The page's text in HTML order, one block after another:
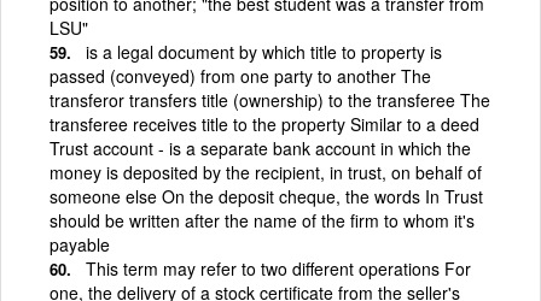
LSU"
is a legal document by which title to property is
passed (conveyed) from one party to another The
transferor transfers title (ownership) to the transferee The
transferee receives title to the property Similar to a deed
Trust account - is a separate bank account in which the
money is deposited by the recipient, in trust, on behalf of
someone else On the deposit cheque, the words In Trust
should be written after the name of the firm to whom it's
payable
This term may refer to two different operations For
one, the delivery of a stock certificate from the seller's